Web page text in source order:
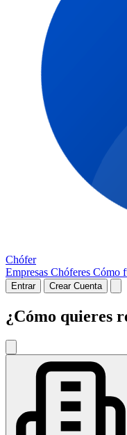
Chófer
Empresas Chóferes Cómo
Entrar Crear Cuenta
¿Cómo quieres